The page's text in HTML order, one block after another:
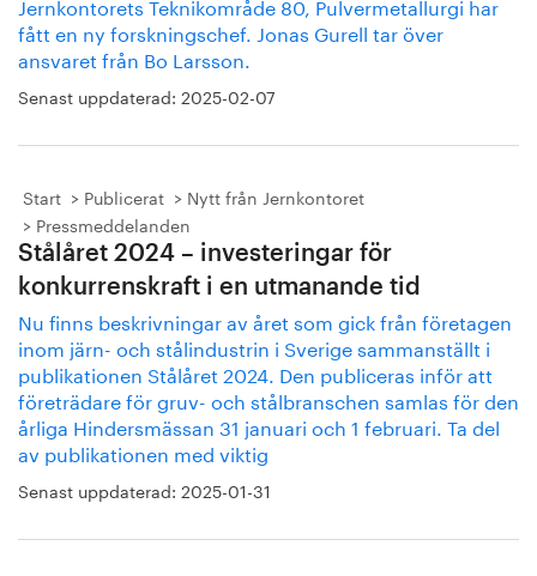
fått en ny forskningschef. Jonas Gurell tar över
ansvaret från Bo Larsson.
Senast uppdaterad: 2025-02-07
Start Publicerat
Nytt från Jernkontoret
Pressmeddelanden
Stålåret 2024 – investeringar för
konkurrenskraft i en utmanande tid
Nu finns beskrivningar av året som gick från företagen
inom järn- och stålindustrin i Sverige sammanställt i
publikationen Stålåret 2024. Den publiceras inför att
företrädare för gruv- och stålbranschen samlas för den
årliga Hindersmässan 31 januari och 1 februari. Ta del
av publikationen med viktig
Senast uppdaterad: 2025-01-31